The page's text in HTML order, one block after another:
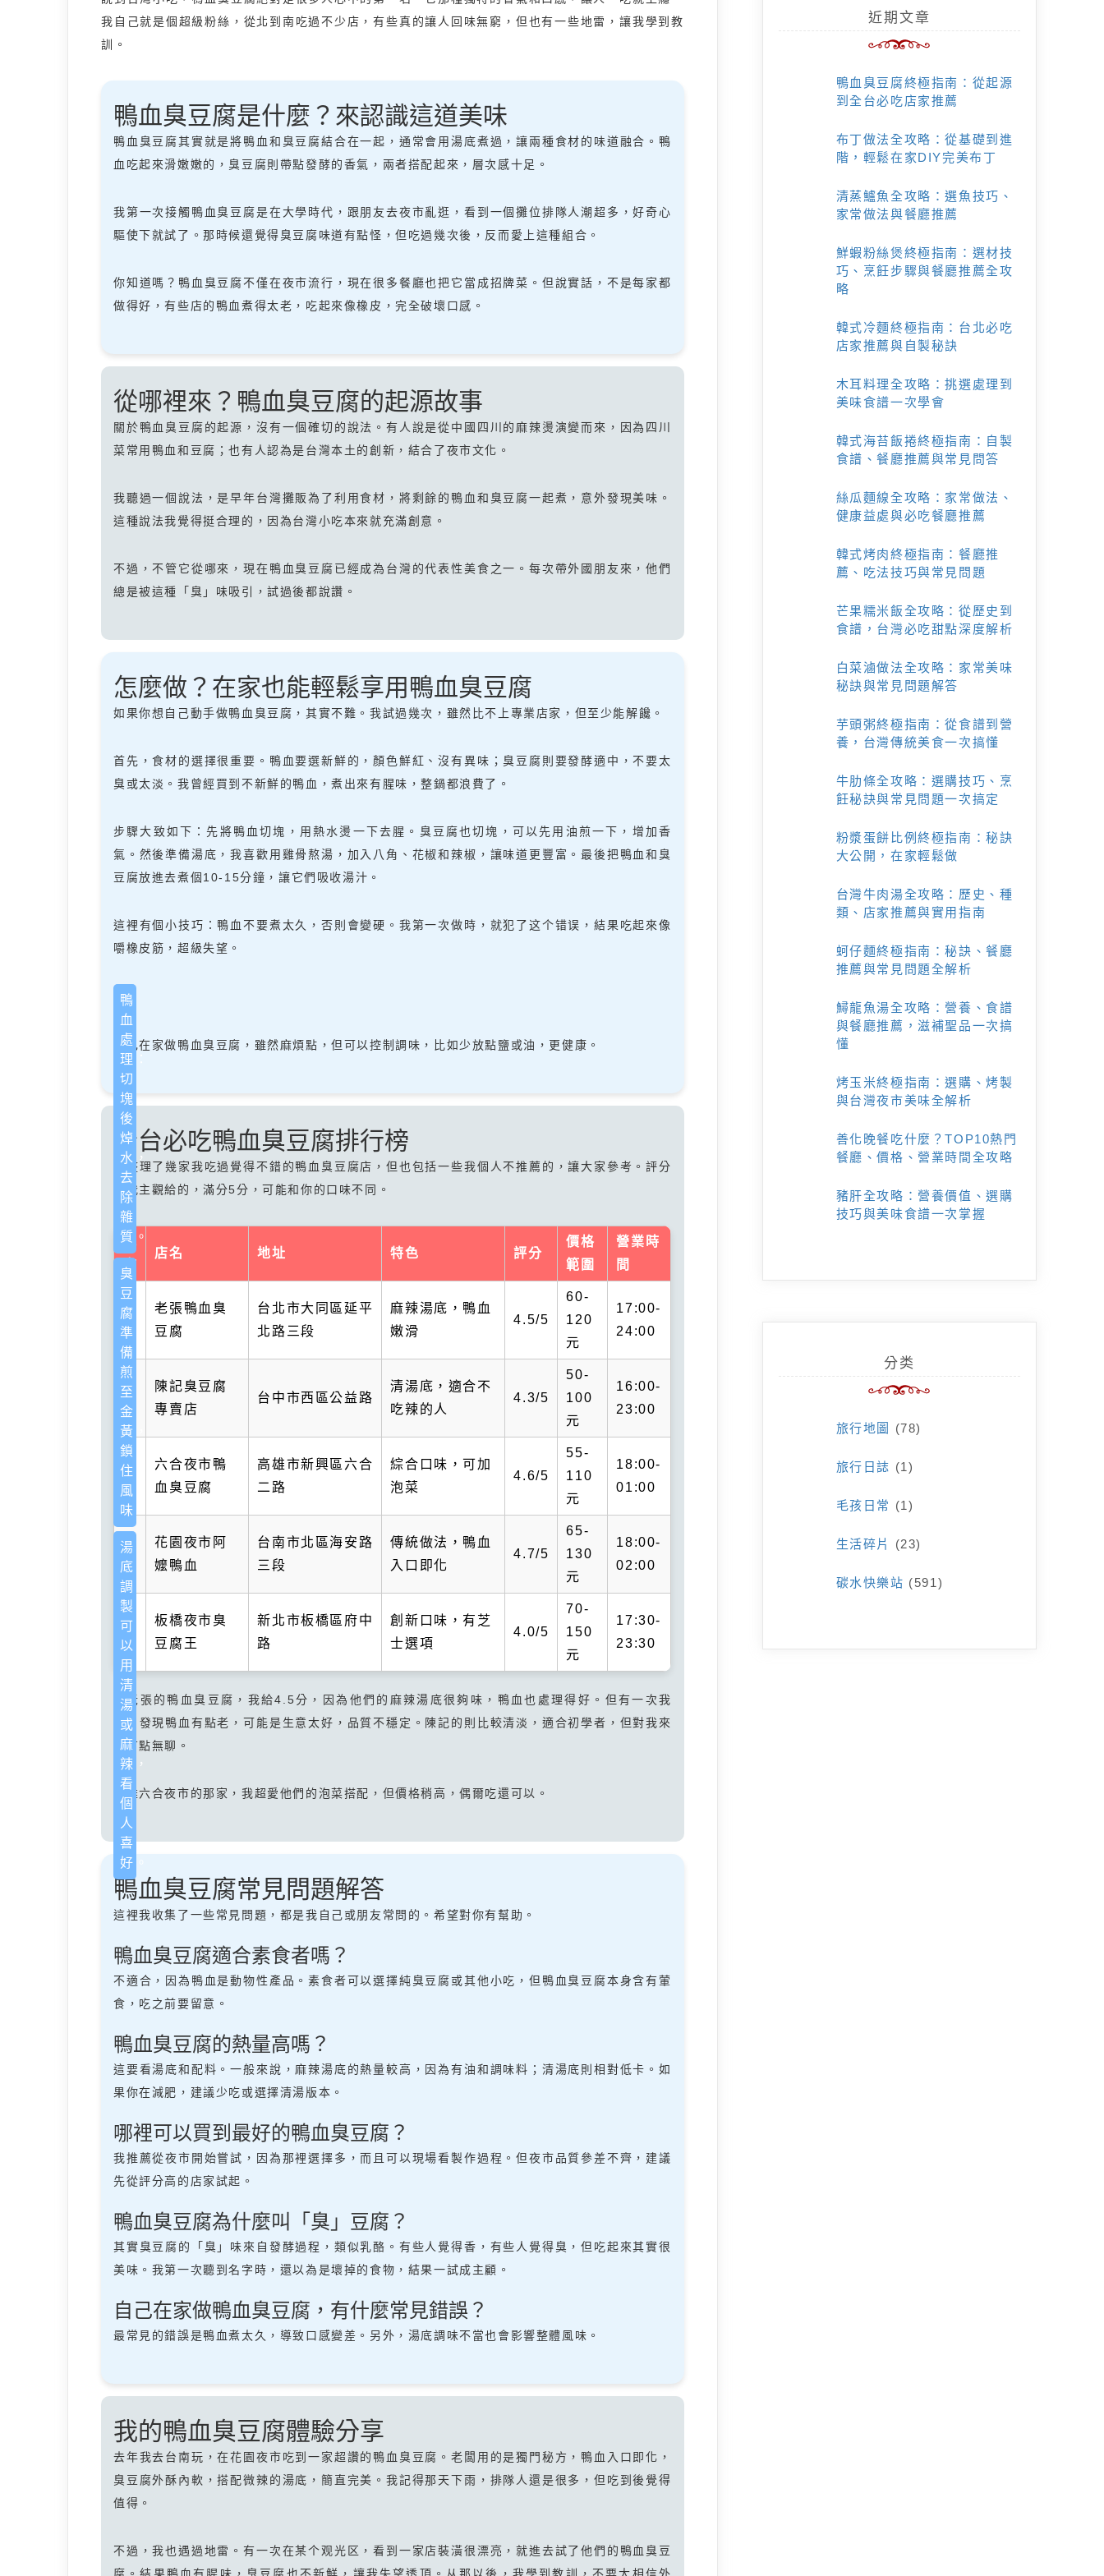
我自己就是個超級粉絲，從北到南吃過不少店，有些真的讓人回味無窮，但也有一些地雷，讓我學到教
訓。
鴨血臭豆腐是什麼？來認識這道美味
鴨血臭豆腐其實就是將鴨血和臭豆腐結合在一起，通常會用湯底煮過，讓兩種食材的味道融合。鴨
血吃起來滑嫩嫩的，臭豆腐則帶點發酵的香氣，兩者搭配起來，層次感十足。
我第一次接觸鴨血臭豆腐是在大學時代，跟朋友去夜市亂逛，看到一個攤位排隊人潮超多，好奇心
驅使下就試了。那時候還覺得臭豆腐味道有點怪，但吃過幾次後，反而愛上這種組合。
你知道嗎？鴨血臭豆腐不僅在夜市流行，現在很多餐廳也把它當成招牌菜。但說實話，不是每家都
做得好，有些店的鴨血煮得太老，吃起來像橡皮，完全破壞口感。
從哪裡來？鴨血臭豆腐的起源故事
關於鴨血臭豆腐的起源，沒有一個確切的說法。有人說是從中國四川的麻辣燙演變而來，因為四川
菜常用鴨血和豆腐；也有人認為是台灣本土的創新，結合了夜市文化。
我聽過一個說法，是早年台灣攤販為了利用食材，將剩餘的鴨血和臭豆腐一起煮，意外發現美味。
這種說法我覺得挺合理的，因為台灣小吃本來就充滿創意。
不過，不管它從哪來，現在鴨血臭豆腐已經成為台灣的代表性美食之一。每次帶外國朋友來，他們
總是被這種「臭」味吸引，試過後都說讚。
怎麼做？在家也能輕鬆享用鴨血臭豆腐
如果你想自己動手做鴨血臭豆腐，其實不難。我試過幾次，雖然比不上專業店家，但至少能解饞。
首先，食材的選擇很重要。鴨血要選新鮮的，顏色鮮紅、沒有異味；臭豆腐則要發酵適中，不要太
臭或太淡。我曾經買到不新鮮的鴨血，煮出來有腥味，整鍋都浪費了。
步驟大致如下：先將鴨血切塊，用熱水燙一下去腥。臭豆腐也切塊，可以先用油煎一下，增加香
氣。然後準備湯底，我喜歡用雞骨熬湯，加入八角、花椒和辣椒，讓味道更豐富。最後把鴨血和臭
豆腐放進去煮個10-15分鐘，讓它們吸收湯汁。
這裡有個小技巧：鴨血不要煮太久，否則會變硬。我第一次做時，就犯了这个错误，結果吃起來像
嚼橡皮筋，超級失望。
鴨
血
處
理：
切
塊
後
焯
水，
去
除
雜
質。
臭
豆
腐
準
備：
煎
至
金
黃，
鎖
住
風
味。
湯
底
調
製：
可
以
用
清
湯
或
麻
辣，
看
個
人
喜
好。
自己在家做鴨血臭豆腐，雖然麻煩點，但可以控制調味，比如少放點鹽或油，更健康。
全台必吃鴨血臭豆腐排行榜
我整理了幾家我吃過覺得不錯的鴨血臭豆腐店，但也包括一些我個人不推薦的，讓大家參考。評分
是我主觀給的，滿分5分，可能和你的口味不同。
城
市
店名 地址 特色 評分
價格
範圍
營業時
間
台
北
老張鴨血臭
豆腐
台北市大同區延平
北路三段
麻辣湯底，鴨血
嫩滑
4.5/5
60-
120
元
17:00-
24:00
台
中
陳記臭豆腐
專賣店
台中市西區公益路
清湯底，適合不
吃辣的人
4.3/5
50-
100
元
16:00-
23:00
高
雄
六合夜市鴨
血臭豆腐
高雄市新興區六合
二路
綜合口味，可加
泡菜
4.6/5
55-
110
元
18:00-
01:00
台
南
花園夜市阿
嬤鴨血
台南市北區海安路
三段
傳統做法，鴨血
入口即化
4.7/5
65-
130
元
18:00-
02:00
新
北
板橋夜市臭
豆腐王
新北市板橋區府中
路
創新口味，有芝
士選項
4.0/5
70-
150
元
17:30-
23:30
像老張的鴨血臭豆腐，我給4.5分，因為他們的麻辣湯底很夠味，鴨血也處理得好。但有一次我
去，發現鴨血有點老，可能是生意太好，品質不穩定。陳記的則比較清淡，適合初學者，但對我來
說有點無聊。
高雄六合夜市的那家，我超愛他們的泡菜搭配，但價格稍高，偶爾吃還可以。
鴨血臭豆腐常見問題解答
這裡我收集了一些常見問題，都是我自己或朋友常問的。希望對你有幫助。
鴨血臭豆腐適合素食者嗎？
不適合，因為鴨血是動物性產品。素食者可以選擇純臭豆腐或其他小吃，但鴨血臭豆腐本身含有葷
食，吃之前要留意。
鴨血臭豆腐的熱量高嗎？
這要看湯底和配料。一般來說，麻辣湯底的熱量較高，因為有油和調味料；清湯底則相對低卡。如
果你在減肥，建議少吃或選擇清湯版本。
哪裡可以買到最好的鴨血臭豆腐？
我推薦從夜市開始嘗試，因為那裡選擇多，而且可以現場看製作過程。但夜市品質參差不齊，建議
先從評分高的店家試起。
鴨血臭豆腐為什麼叫「臭」豆腐？
其實臭豆腐的「臭」味來自發酵過程，類似乳酪。有些人覺得香，有些人覺得臭，但吃起來其實很
美味。我第一次聽到名字時，還以為是壞掉的食物，結果一試成主顧。
自己在家做鴨血臭豆腐，有什麼常見錯誤？
最常見的錯誤是鴨血煮太久，導致口感變差。另外，湯底調味不當也會影響整體風味。
我的鴨血臭豆腐體驗分享
去年我去台南玩，在花園夜市吃到一家超讚的鴨血臭豆腐。老闆用的是獨門秘方，鴨血入口即化，
臭豆腐外酥內軟，搭配微辣的湯底，簡直完美。我記得那天下雨，排隊人還是很多，但吃到後覺得
值得。
不過，我也遇過地雷。有一次在某个观光区，看到一家店裝潢很漂亮，就進去試了他們的鴨血臭豆
近期文章
鴨血臭豆腐終極指南：從起源
到全台必吃店家推薦
布丁做法全攻略：從基礎到進
階，輕鬆在家DIY完美布丁
清蒸鱸魚全攻略：選魚技巧、
家常做法與餐廳推薦
鮮蝦粉絲煲終極指南：選材技
巧、烹飪步驟與餐廳推薦全攻
略
韓式冷麵終極指南：台北必吃
店家推薦與自製秘訣
木耳料理全攻略：挑選處理到
美味食譜一次學會
韓式海苔飯捲終極指南：自製
食譜、餐廳推薦與常見問答
絲瓜麵線全攻略：家常做法、
健康益處與必吃餐廳推薦
韓式烤肉終極指南：餐廳推
薦、吃法技巧與常見問題
芒果糯米飯全攻略：從歷史到
食譜，台灣必吃甜點深度解析
白菜滷做法全攻略：家常美味
秘訣與常見問題解答
芋頭粥終極指南：從食譜到營
養，台灣傳統美食一次搞懂
牛肋條全攻略：選購技巧、烹
飪秘訣與常見問題一次搞定
粉漿蛋餅比例終極指南：秘訣
大公開，在家輕鬆做
台灣牛肉湯全攻略：歷史、種
類、店家推薦與實用指南
蚵仔麵終極指南：秘訣、餐廳
推薦與常見問題全解析
鱘龍魚湯全攻略：營養、食譜
與餐廳推薦，滋補聖品一次搞
懂
烤玉米終極指南：選購、烤製
與台灣夜市美味全解析
善化晚餐吃什麼？TOP10熱門
餐廳、價格、營業時間全攻略
豬肝全攻略：營養價值、選購
技巧與美味食譜一次掌握
分类
旅行地圖 (78)
旅行日誌 (1)
毛孩日常 (1)
生活碎片 (23)
碳水快樂站 (591)